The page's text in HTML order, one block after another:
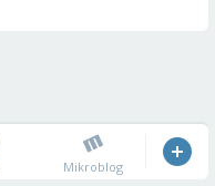
Mikroblog